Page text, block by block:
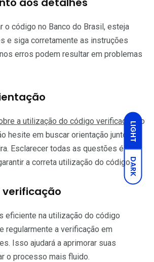
LIGHT
DARK
o código no Banco do Brasil, esteja
e siga corretamente as instruções
erros podem resultar em problemas
a utilização do código verificadordo
hesite em buscar orientação junto à
Esclarecer todas as questões é
a correta utilização do código.
verificação
eficiente na utilização do código
regularmente a verificação em
Isso ajudará a aprimorar suas
o processo mais fluido.